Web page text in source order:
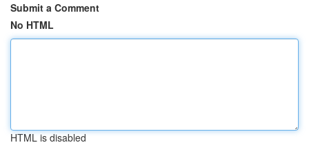
Submit a Comment
No HTML
HTML is disabled